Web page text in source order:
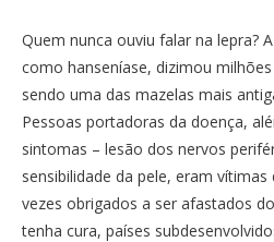
Quem nunca ouviu falar na lepra?
como hanseníase, dizimou
sendo uma das mazelas mais
Pessoas portadoras da doença,
sintomas – lesão dos nervos
sensibilidade da pele, eram
vezes obrigados a ser afastados
tenha cura, países